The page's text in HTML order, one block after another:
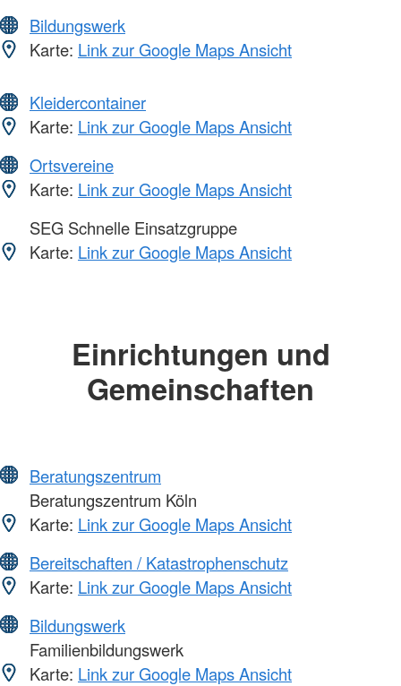
Bildungswerk
Karte: Link zur Google Maps Ansicht
Kleidercontainer
Karte: Link zur Google Maps Ansicht
Ortsvereine
Karte: Link zur Google Maps Ansicht
SEG Schnelle Einsatzgruppe
Karte: Link zur Google Maps Ansicht
Einrichtungen und
Gemeinschaften
Beratungszentrum
Beratungszentrum Köln
Karte: Link zur Google Maps Ansicht
Bereitschaften / Katastrophenschutz
Karte: Link zur Google Maps Ansicht
Bildungswerk
Familienbildungswerk
Karte: Link zur Google Maps Ansicht